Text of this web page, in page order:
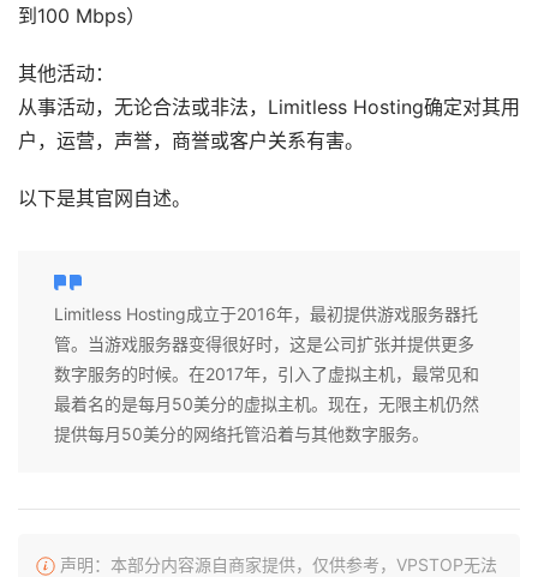
到100 Mbps）
其他活动：
从事活动，无论合法或非法，Limitless Hosting确定对其用
户，运营，声誉，商誉或客户关系有害。
以下是其官网自述。
Limitless Hosting成立于2016年，最初提供游戏服务器托
管。当游戏服务器变得很好时，这是公司扩张并提供更多
数字服务的时候。在2017年，引入了虚拟主机，最常见和
最着名的是每月50美分的虚拟主机。现在，无限主机仍然
提供每月50美分的网络托管沿着与其他数字服务。
声明：本部分内容源自商家提供，仅供参考，VPSTOP无法